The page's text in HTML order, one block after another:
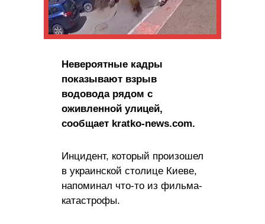
Невероятные кадры
показывают взрыв
водовода рядом с
оживленной улицей,
сообщает kratko-news.com.
Инцидент, который произошел
в украинской столице Киеве,
напоминал что-то из фильма-
катастрофы.